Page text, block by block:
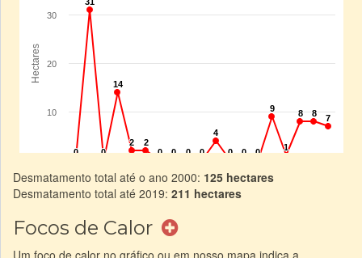
Desmatamento total até o ano 2000: 125 hectares
Desmatamento total até 2019: 211 hectares
Focos de Calor
Um foco de calor no gráfico ou em nosso mapa indica a